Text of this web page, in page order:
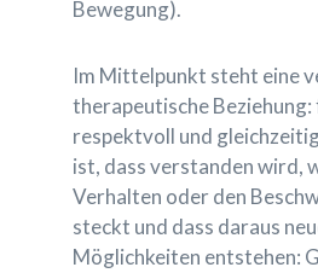
Bewegung).
Im Mittelpunkt steht eine
therapeutische
respektvoll und
ist, dass verstanden wird,
Verhalten oder den
steckt und dass daraus
Möglichkeiten entstehen: